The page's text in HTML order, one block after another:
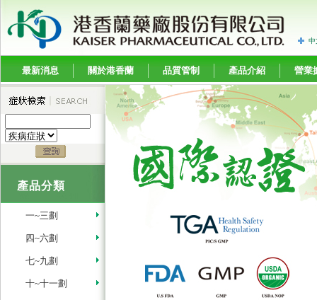
中
最新消息 關於港香蘭 品質管制 產品介紹 營業
產品分類
一~三劃
四~六劃
七~九劃
十~十一劃